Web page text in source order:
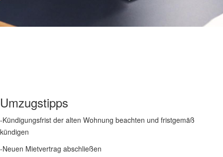
Umzugstipps
-Kündigungsfrist der alten Wohnung beachten und fristgemäß
kündigen
-Neuen Mietvertrag abschließen